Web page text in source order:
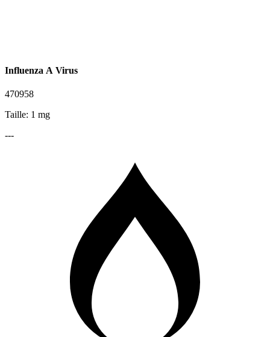
Influenza A Virus
470958
Taille: 1 mg
---